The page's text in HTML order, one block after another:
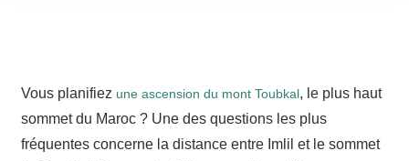
Vous planifiez une ascension du mont Toubkal, le plus haut
sommet du Maroc ? Une des questions les plus
fréquentes concerne la distance entre Imlil et le sommet